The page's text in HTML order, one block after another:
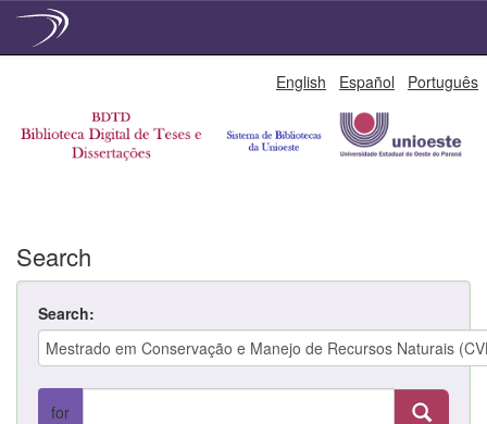
English Español Português
Search
Search:
for